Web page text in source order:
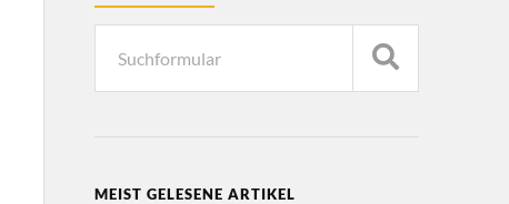
MEIST GELESENE ARTIKEL